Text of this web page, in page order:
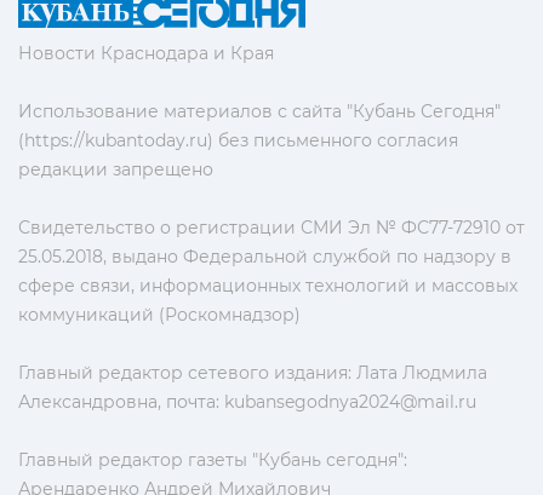
Новости Краснодара и Края
Использование материалов с сайта "Кубань Сегодня"
(https://kubantoday.ru) без письменного согласия
редакции запрещено
Свидетельство о регистрации СМИ Эл № ФС77-72910 от
25.05.2018, выдано Федеральной службой по надзору в
сфере связи, информационных технологий и массовых
коммуникаций (Роскомнадзор)
Главный редактор сетевого издания: Лата Людмила
Александровна, почта: kubansegodnya2024@mail.ru
Главный редактор газеты "Кубань сегодня":
Арендаренко Андрей Михайлович